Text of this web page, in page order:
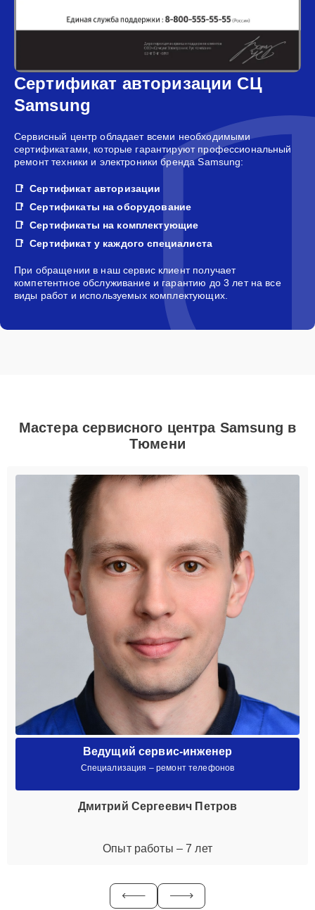
Сертификат авторизации СЦ
Samsung
Сервисный центр обладает всеми необходимыми
сертификатами, которые гарантируют профессиональный
ремонт техники и электроники бренда Samsung:
Сертификат авторизации
Сертификаты на оборудование
Сертификаты на комплектующие
Сертификат у каждого специалиста
При обращении в наш сервис клиент получает
компетентное обслуживание и гарантию до 3 лет на все
виды работ и используемых комплектующих.
Мастера сервисного центра Samsung в
Тюмени
Ведущий сервис-инженер
Специализация – ремонт телефонов
Дмитрий Сергеевич Петров
Опыт работы – 7 лет